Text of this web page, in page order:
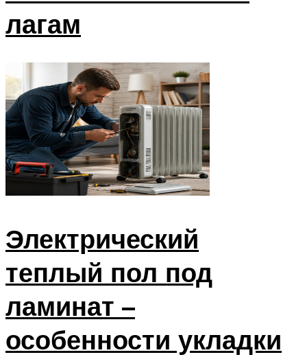
лагам
Электрический
теплый пол под
ламинат –
особенности укладки